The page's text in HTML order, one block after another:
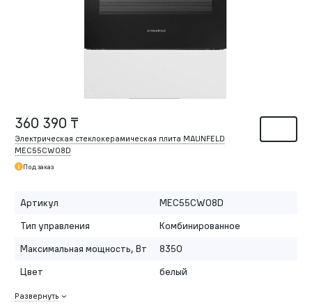
360 390 ₸
Электрическая стеклокерамическая плита MAUNFELD
MEC55CW08D
Под заказ
Артикул
MEC55CW08D
Тип управления
Комбинированное
Максимальная мощность, Вт
8350
Цвет
белый
Развернуть